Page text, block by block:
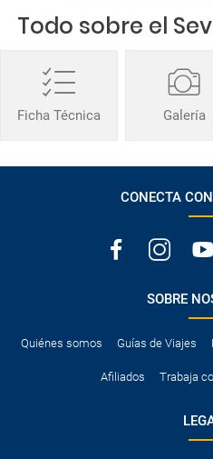
Todo sobre el
Ficha Técnica Galería
CONECTA
SOBRE
Quiénes somos Guías de Viajes
Afiliados Trabaja